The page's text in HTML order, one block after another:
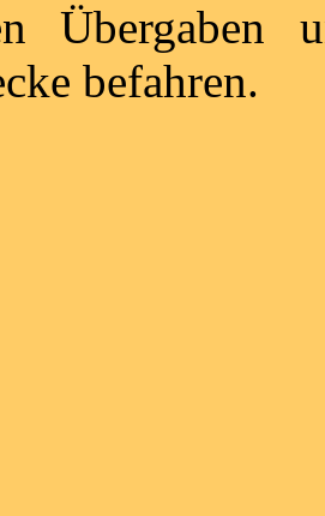
Übergaben
befahren.